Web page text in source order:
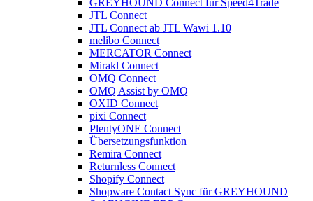
GREYHOUND Connect für Speed4Trade
JTL Connect
JTL Connect ab JTL Wawi 1.10
melibo Connect
MERCATOR Connect
Mirakl Connect
OMQ Connect
OMQ Assist by OMQ
OXID Connect
pixi Connect
PlentyONE Connect
Übersetzungsfunktion
Remira Connect
Returnless Connect
Shopify Connect
Shopware Contact Sync für GREYHOUND